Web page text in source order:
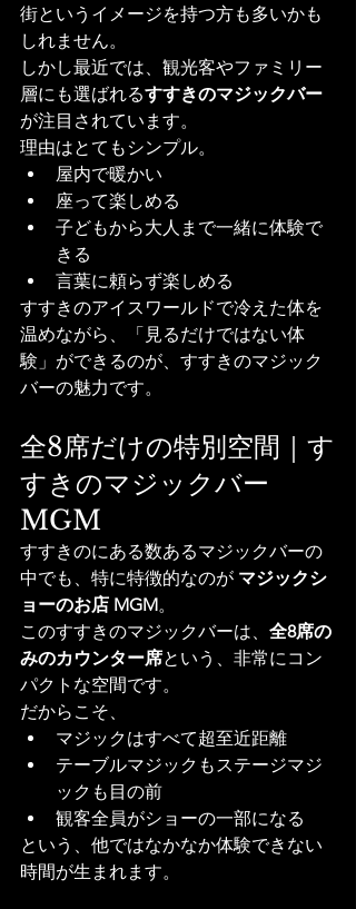
街というイメージを持つ方も多いかも
しれません。
しかし最近では、観光客やファミリー
層にも選ばれるすすきのマジックバー
が注目されています。
理由はとてもシンプル。
屋内で暖かい
座って楽しめる
子どもから大人まで一緒に体験で
きる
言葉に頼らず楽しめる
すすきのアイスワールドで冷えた体を
温めながら、「見るだけではない体
験」ができるのが、すすきのマジック
バーの魅力です。
全8席だけの特別空間｜す
すきのマジックバー
MGM
すすきのにある数あるマジックバーの
中でも、特に特徴的なのが マジックシ
ョーのお店 MGM。
このすすきのマジックバーは、 全8席の
みのカウンター席という、非常にコン
パクトな空間です。
だからこそ、
マジックはすべて超至近距離
テーブルマジックもステージマジ
ックも目の前
観客全員がショーの一部になる
という、他ではなかなか体験できない
時間が生まれます。